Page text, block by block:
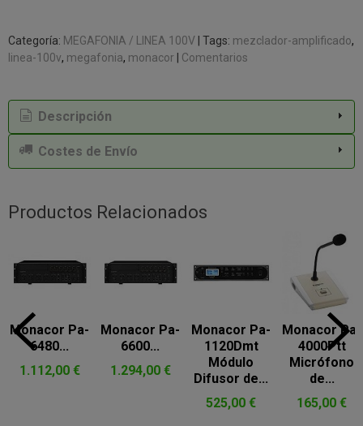
Categoría: MEGAFONIA / LINEA 100V Tags: mezclador-amplificado
linea-100v megafonia monacor Comentarios
Descripción
Costes de Envío
Productos Relacionados
Monacor Pa-
6480...
1.112,00 €
Monacor Pa-
6600...
1.294,00 €
Monacor Pa-
1120Dmt
Módulo
Difusor de...
525,00 €
Monacor Pa-
4000Ptt
Micrófono
de...
165,00 €